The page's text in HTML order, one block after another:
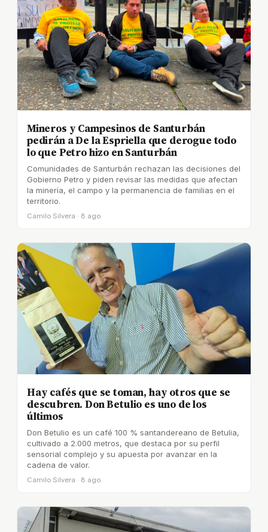
Mineros y Campesinos de Santurbán
pedirán a De la Espriella que derogue todo
lo que Petro hizo en Santurbán
Comunidades de Santurbán rechazan las decisiones del
Gobierno Petro y piden revisar las medidas que afectan
la minería, el campo y la permanencia de familias en el
territorio.
Camilo Silvera · 8 ago.
Hay cafés que se toman, hay otros que se
descubren. Don Betulio es uno de los
últimos
Don Betulio es un café 100 % santandereano de Betulia,
cultivado a 2.000 metros, que destaca por su perfil
sensorial complejo y su apuesta por avanzar en la
cadena de valor.
Camilo Silvera · 8 ago.